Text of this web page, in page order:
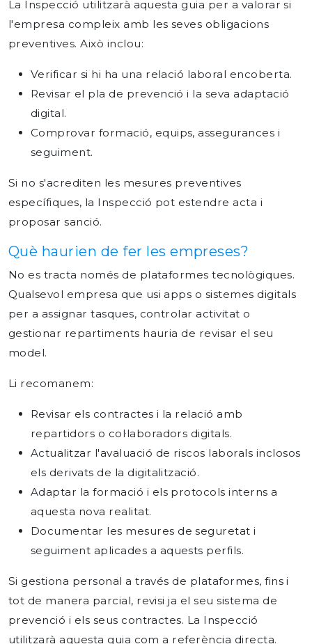
La Inspecció utilitzarà aquesta guia per a valorar si
l'empresa compleix amb les seves obligacions
preventives. Això inclou:
Verificar si hi ha una relació laboral encoberta.
Revisar el pla de prevenció i la seva adaptació
digital.
Comprovar formació, equips, assegurances i
seguiment.
Si no s'acrediten les mesures preventives
específiques, la Inspecció pot estendre acta i
proposar sanció.
Què haurien de fer les empreses?
No es tracta només de plataformes tecnològiques.
Qualsevol empresa que usi apps o sistemes digitals
per a assignar tasques, controlar activitat o
gestionar repartiments hauria de revisar el seu
model.
Li recomanem:
Revisar els contractes i la relació amb
repartidors o col·laboradors digitals.
Actualitzar l'avaluació de riscos laborals inclosos
els derivats de la digitalització.
Adaptar la formació i els protocols interns a
aquesta nova realitat.
Documentar les mesures de seguretat i
seguiment aplicades a aquests perfils.
Si gestiona personal a través de plataformes, fins i
tot de manera parcial, revisi ja el seu sistema de
prevenció i els seus contractes. La Inspecció
utilitzarà aquesta guia com a referència directa.